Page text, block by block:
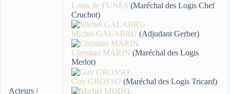
Acteurs /
Louis de FUNÈS (Maréchal des Logis Chef
Cruchot)
Michel GALABRU (Adjudant Gerber)
Christian MARIN (Maréchal des Logis
Merlot)
Guy GROSSO (Maréchal des Logis Tricard)